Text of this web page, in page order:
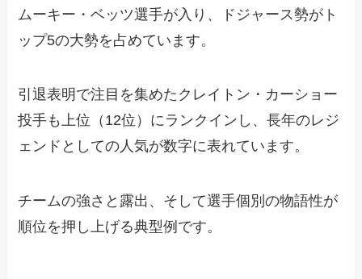
ムーキー・ベッツ選手が入り、ドジャース勢がト
ップ5の大勢を占めています。
引退表明で注目を集めたクレイトン・カーショー
投手も上位（12位）にランクインし、長年のレジ
ェンドとしての人気が数字に表れています。
チームの強さと露出、そして選手個別の物語性が
順位を押し上げる典型例です。